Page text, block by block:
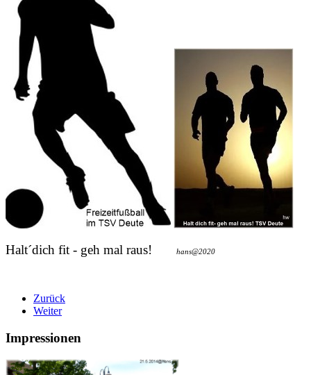
Halt´dich fit - geh mal raus! hans@2020
Zurück
Weiter
Impressionen